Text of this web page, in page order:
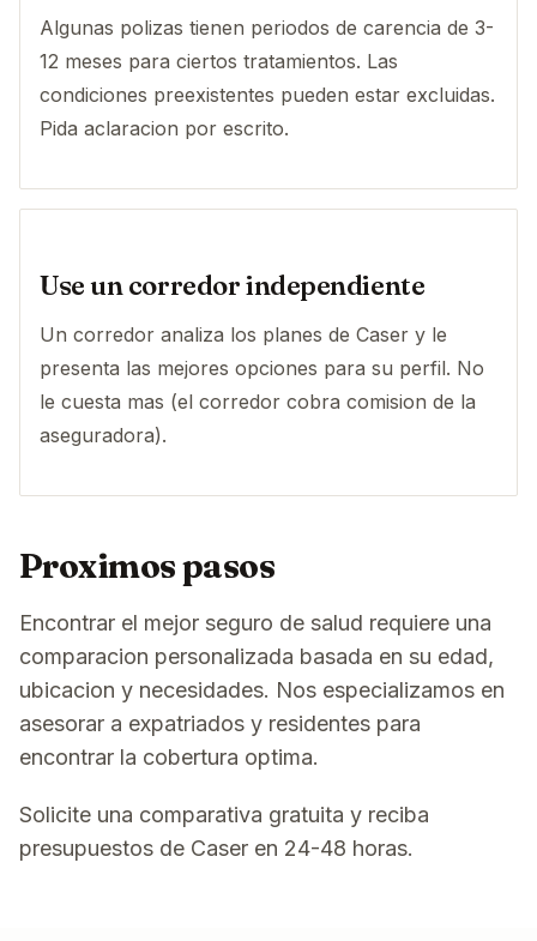
Algunas polizas tienen periodos de carencia de 3-
12 meses para ciertos tratamientos. Las
condiciones preexistentes pueden estar excluidas.
Pida aclaracion por escrito.
Use un corredor independiente
Un corredor analiza los planes de Caser y le
presenta las mejores opciones para su perfil. No
le cuesta mas (el corredor cobra comision de la
aseguradora).
Proximos pasos
Encontrar el mejor seguro de salud requiere una
comparacion personalizada basada en su edad,
ubicacion y necesidades. Nos especializamos en
asesorar a expatriados y residentes para
encontrar la cobertura optima.
Solicite una comparativa gratuita y reciba
presupuestos de Caser en 24-48 horas.